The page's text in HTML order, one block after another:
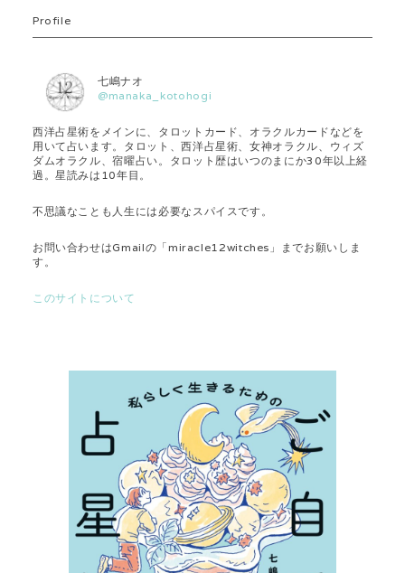
Profile
七嶋ナオ
@manaka_kotohogi
西洋占星術をメインに、タロットカード、オラクルカードなどを
用いて占います。タロット、西洋占星術、女神オラクル、ウィズ
ダムオラクル、宿曜占い。タロット歴はいつのまにか30年以上経
過。星読みは10年目。
不思議なことも人生には必要なスパイスです。
お問い合わせはGmailの「miracle12witches」までお願いしま
す。
このサイトについて